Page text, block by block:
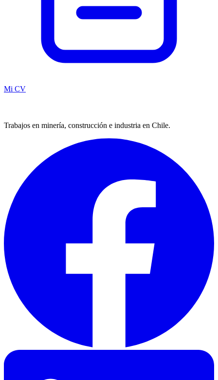
Mi CV
Trabajos en minería, construcción e industria en Chile.